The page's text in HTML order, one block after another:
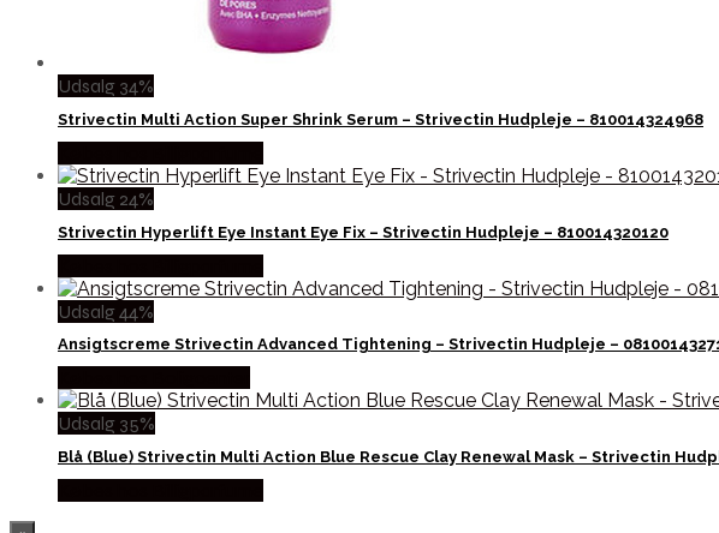
Udsalg 34%
Strivectin Multi Action Super Shrink Serum – Strivectin Hudpleje – 810014324968
Udsalg 24%
Strivectin Hyperlift Eye Instant Eye Fix – Strivectin Hudpleje – 810014320120
Udsalg 44%
Ansigtscreme Strivectin Advanced Tightening – Strivectin Hudpleje –
Udsalg 35%
Blå (Blue) Strivectin Multi Action Blue Rescue Clay Renewal Mask – Strivectin